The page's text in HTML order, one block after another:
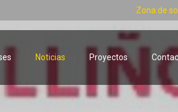
Zona de
Noticias Proyectos